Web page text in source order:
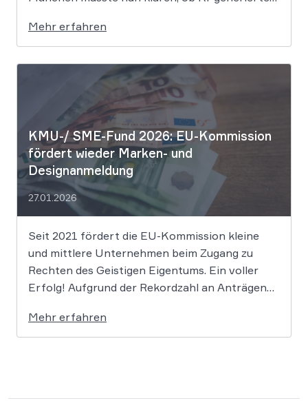
erreichen, um rechtlichen Schutz gegen
Nachahmung zu genießen. Die Entscheidung
verdeutlicht, dass der bloße Einsatz von
Algorithmen ohne menschliche Prägung den
Schutzraum des […]
Mehr erfahren
KMU-/ SME-Fund 2026: EU-Kommission
fördert wieder Marken- und
Designanmeldung
27.01.2026
Seit 2021 fördert die EU-Kommission kleine
und mittlere Unternehmen beim Zugang zu
Rechten des Geistigen Eigentums. Ein voller
Erfolg! Aufgrund der Rekordzahl an Anträgen
Business“ wurden die zugewiesenen Mittel in
den letzten Jahren immer rasant aufgebraucht.
Mehr erfahren